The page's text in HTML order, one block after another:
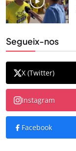
Segueix-nos
X (Twitter)
Instagram
Facebook